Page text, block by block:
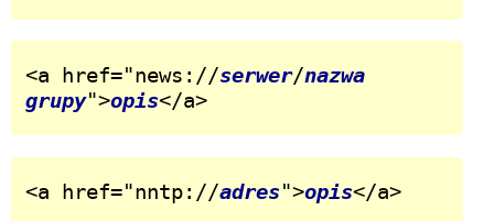
<a href="news://serwer/nazwa
grupy">opis</a>
<a href="nntp://adres">opis</a>